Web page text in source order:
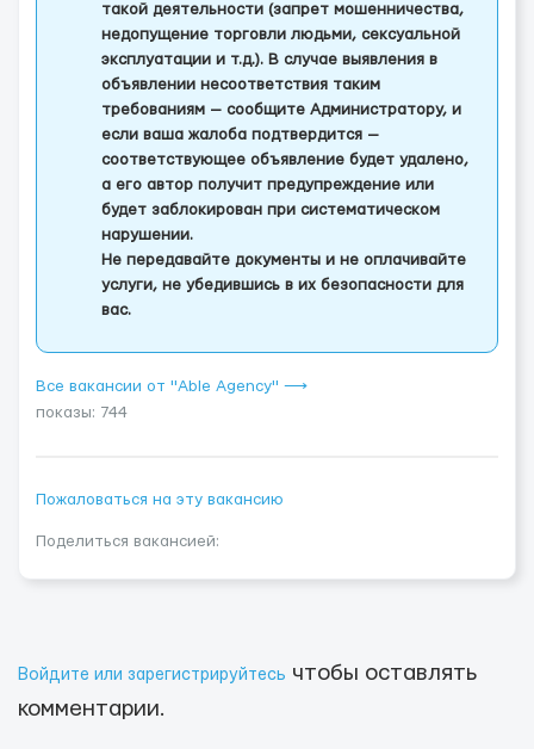
такой деятельности (запрет мошенничества,
недопущение торговли людьми, сексуальной
эксплуатации и т.д.). В случае выявления в
объявлении несоответствия таким
требованиям — сообщите Администратору, и
если ваша жалоба подтвердится —
соответствующее объявление будет удалено,
а его автор получит предупреждение или
будет заблокирован при систематическом
нарушении.
Не передавайте документы и не оплачивайте
услуги, не убедившись в их безопасности для
вас.
Все вакансии от "Able Agency" ⟶
показы: 744
Пожаловаться на эту вакансию
Поделиться вакансией:
Войдите или зарегистрируйтесь чтобы оставлять
комментарии.